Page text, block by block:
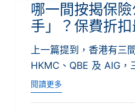
哪一間按揭保
手」？保費折扣
上一篇提到，香港有三
HKMC、QBE 及 AIG，
閱讀更多